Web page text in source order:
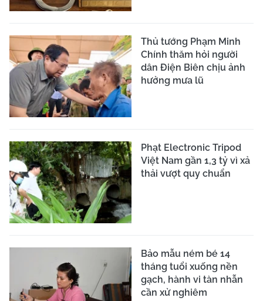
Thủ tướng Phạm Minh
Chính thăm hỏi người
dân Điện Biên chịu ảnh
hưởng mưa lũ
Phạt Electronic Tripod
Việt Nam gần 1,3 tỷ vì xả
thải vượt quy chuẩn
Bảo mẫu ném bé 14
tháng tuổi xuống nền
gạch, hành vi tàn nhẫn
cần xử nghiêm